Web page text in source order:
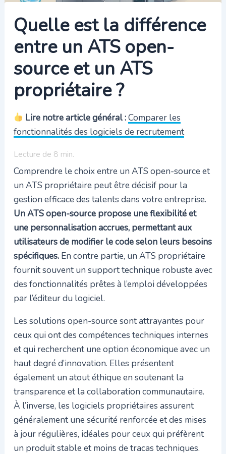
Quelle est la différence
entre un ATS open-
source et un ATS
propriétaire ?
Lire notre article général :Comparer les
fonctionnalités des logiciels de recrutement
Lecture de 8 min.
Comprendre le choix entre un ATS open-source et
un ATS propriétaire peut être décisif pour la
gestion efficace des talents dans votre entreprise.
Un ATS open-source propose une flexibilité et
une personnalisation accrues, permettant aux
utilisateurs de modifier le code selon leurs besoins
spécifiques.En contre partie, un ATS propriétaire
fournit souvent un support technique robuste avec
des fonctionnalités prêtes à l’emploi développées
par l’éditeur du logiciel.
Les solutions open-source sont attrayantes pour
ceux qui ont des compétences techniques internes
et qui recherchent une option économique avec un
haut degré d’innovation. Elles présentent
également un atout éthique en soutenant la
transparence et la collaboration communautaire.
À l’inverse, les logiciels propriétaires assurent
généralement une sécurité renforcée et des mises
à jour régulières, idéales pour ceux qui préfèrent
un produit stable et moins de tracas techniques.